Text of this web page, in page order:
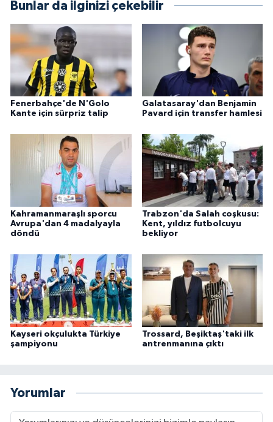
Bunlar da ilginizi çekebilir
Fenerbahçe'de N'Golo
Kante için sürpriz talip
Galatasaray'dan Benjamin
Pavard için transfer hamlesi
Kahramanmaraşlı sporcu
Avrupa'dan 4 madalyayla
döndü
Trabzon'da Salah coşkusu:
Kent, yıldız futbolcuyu
bekliyor
Kayseri okçulukta Türkiye
şampiyonu
Trossard, Beşiktaş'taki ilk
antrenmanına çıktı
Yorumlar